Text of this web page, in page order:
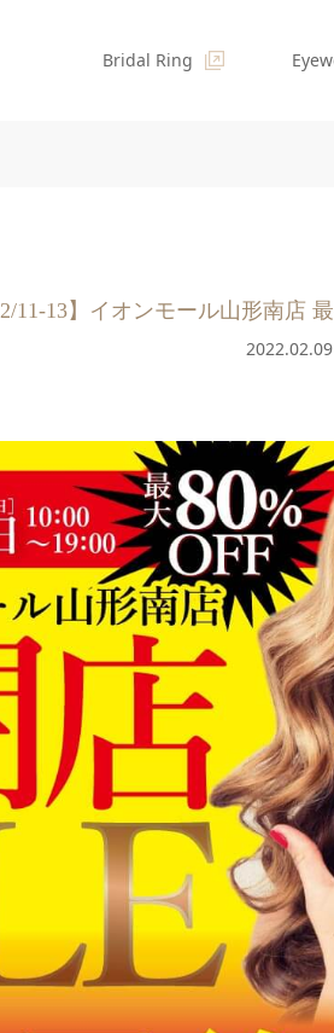
Bridal Ring
2/11-13】イオンモール山形南店
2022.02.09